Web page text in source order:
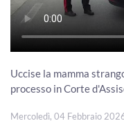
Uccise la mamma
processo in Corte
Mercoledì, 04 Febbraio